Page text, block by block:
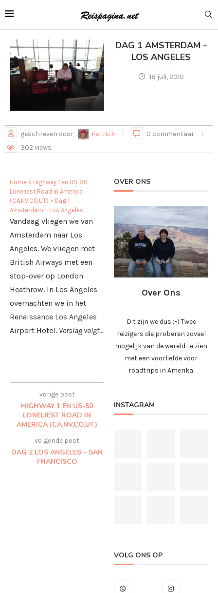
DAG 1 AMSTERDAM –
LOS ANGELES
18 juli, 2010
geschreven door Patrick
0 commentaar
302 views
Home » Highway 1 en US-50
Loneliest Road in America
(CA,NV,CO,UT) » Dag 1
Amsterdam – Los Angeles
Vandaag vliegen we van
Amsterdam naar Los
Angeles. We vliegen met
British Airways met een
stop-over op London
Heathrow. In Los Angeles
overnachten we in het
Renaissance Los Angeles
Airport Hotel. Verslag volgt…
vorige post
HIGHWAY 1 EN US-50
LONELIEST ROAD IN
AMERICA (CA,NV,CO,UT)
volgende post
DAG 2 LOS ANGELES – SAN
FRANCISCO
OVER ONS
Over Ons
Dit zijn we dus ;-) Twee
reizigers die proberen zoveel
mogelijk van de wereld te zien
met een voorliefde voor
roadtrips in Amerika.
INSTAGRAM
VOLG ONS OP